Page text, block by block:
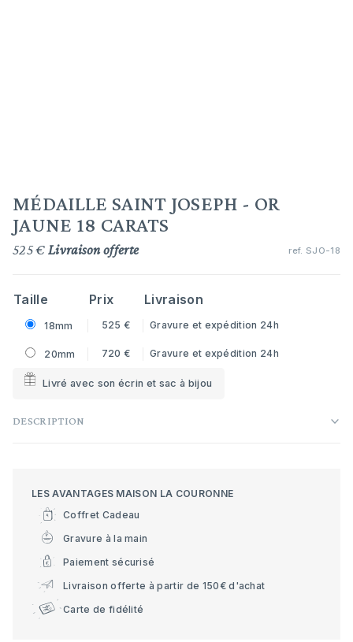
MÉDAILLE SAINT JOSEPH - OR
JAUNE 18 CARATS
525 € Livraison offerte ref. SJO-18
Taille Prix Livraison
18mm 525 € Gravure et expédition 24h
20mm 720 € Gravure et expédition 24h
Livré avec son écrin et sac à bijou
DESCRIPTION
LES AVANTAGES MAISON LA COURONNE
Coffret Cadeau
Gravure à la main
Paiement sécurisé
Livraison offerte à partir de 150€ d'achat
Carte de fidélité